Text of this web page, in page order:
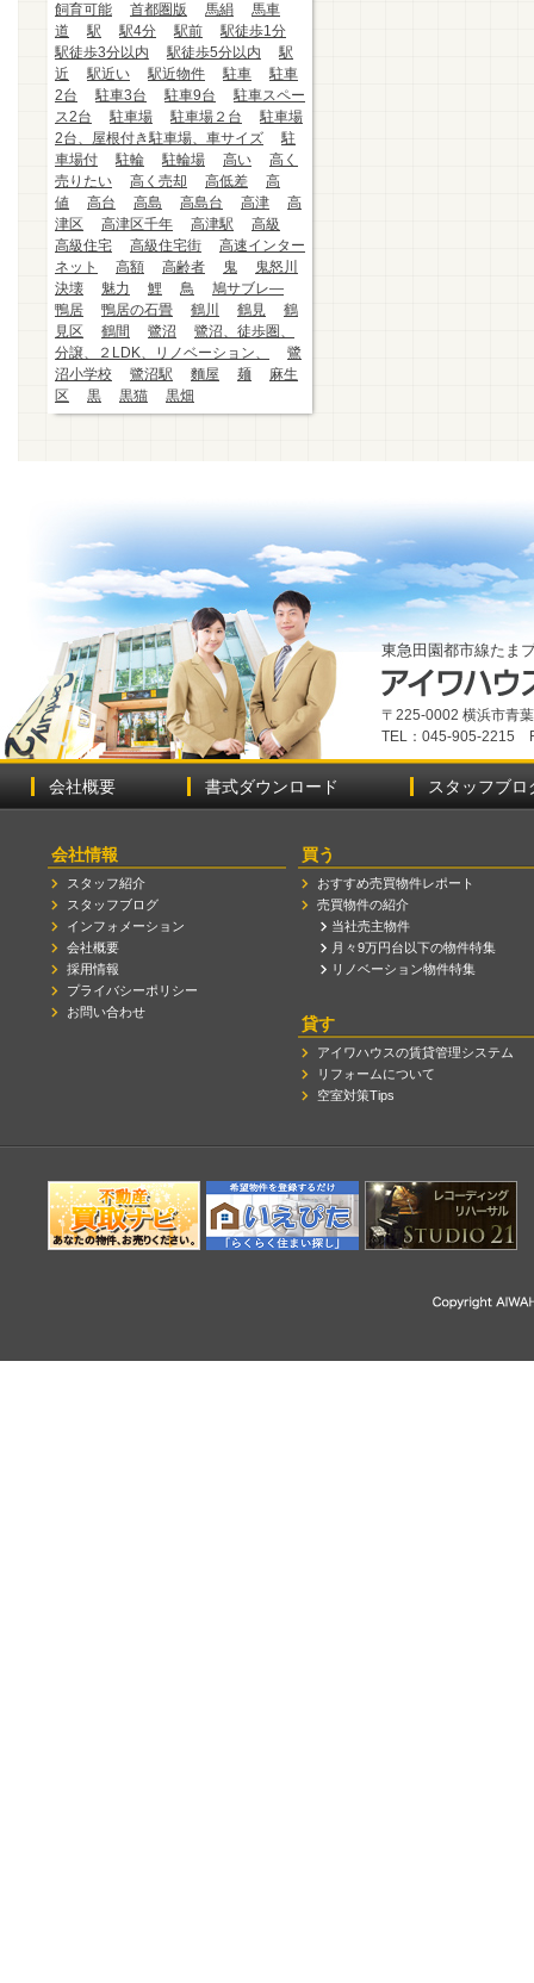
飼育可能
首都圏版 馬絹
馬車
道
駅 駅4分 駅前
駅徒歩1分
駅徒歩3分以内
駅徒歩5分以内
駅
近
駅近い 駅近物件 駐車
駐車
2台
駐車3台 駐車9台
駐車スペー
ス2台
駐車場 駐車場２台
駐車場
2台、屋根付き駐車場、車サイズ
駐
車場付
駐輪 駐輪場 高い
高く
売りたい
高く売却 高低差
高
値
高台 高島 高島台 高津
高
津区
高津区千年 高津駅
高級
高級住宅
高級住宅街
高速インター
ネット
高額 高齢者 鬼
鬼怒川
決壊
魅力 鯉 鳥
鳩サブレ―
鴨居
鴨居の石畳 鶴川 鶴見
鶴
見区
鶴間 鷺沼
鷺沼、徒歩圏、
分譲、２LDK、リノベーション、
鷺
沼小学校
鷺沼駅 麵屋 麺
麻生
区
黒 黒猫 黒畑
東急田園都市線たま
〒225-0002 横浜市青
TEL：045-905-2215
会社概要 書式ダウンロード スタッフブロ
会社情報
スタッフ紹介
スタッフブログ
インフォメーション
会社概要
採用情報
プライバシーポリシー
お問い合わせ
買う
おすすめ売買物件レポート
売買物件の紹介
当社売主物件
月々9万円台以下の物件特集
リノベーション物件特集
貸す
アイワハウスの賃貸管理システム
リフォームについて
空室対策Tips